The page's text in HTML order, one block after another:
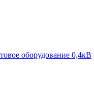
оборудование 0,4кВ